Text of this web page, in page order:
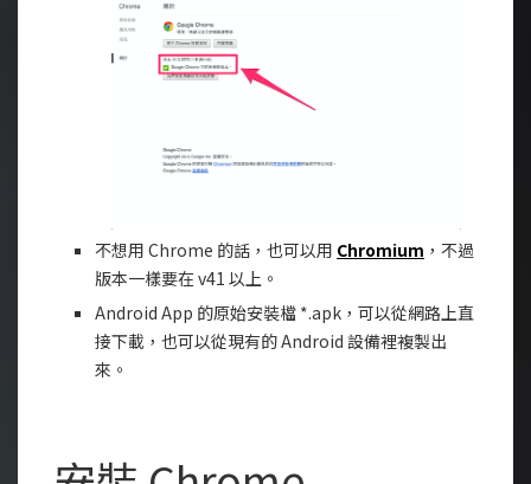
不想用 Chrome 的話，也可以用 Chromium ，不過
版本一樣要在 v41 以上。
Android App 的原始安裝檔 *.apk，可以從網路上直
接下載，也可以從現有的 Android 設備裡複製出
來。